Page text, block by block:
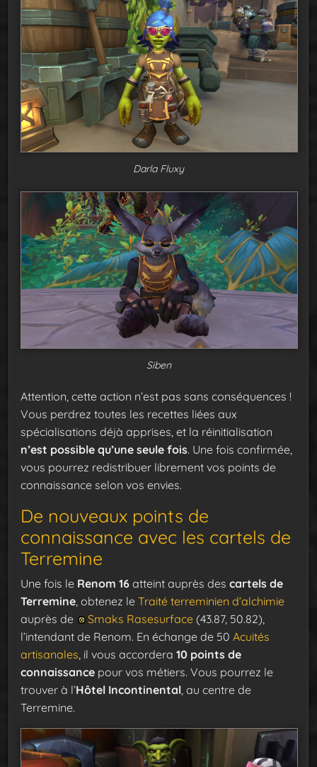
Darla Fluxy
Siben
Attention, cette action n’est pas sans conséquences !
Vous perdrez toutes les recettes liées aux
spécialisations déjà apprises, et la réinitialisation
n’est possible qu’une seule fois. Une fois confirmée,
vous pourrez redistribuer librement vos points de
connaissance selon vos envies.
De nouveaux points de
connaissance avec les cartels de
Terremine
Une fois le Renom 16 atteint auprès des cartels de
Terremine, obtenez le Traité terreminien d’alchimie
auprès de
Smaks Rasesurface (43.87, 50.82),
l’intendant de Renom. En échange de 50 Acuités
artisanales, il vous accordera 10 points de
connaissance pour vos métiers. Vous pourrez le
trouver à l’Hôtel Incontinental, au centre de
Terremine.